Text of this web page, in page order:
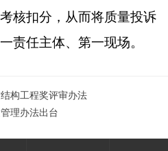
核扣分，从而将质量投诉
责任主体、第一现场。
构工程奖评审办法
理办法出台